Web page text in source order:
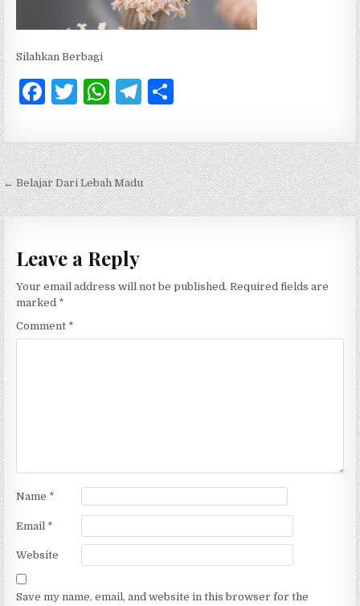
Silahkan Berbagi
F
c
e
b
o
k
T
it
te
r
W
at
s
A
p
p
T
e
g
ra
m
ar
e
Post navigation
← Belajar Dari Lebah Madu
Leave a Reply
Your email address will not be published. Required fields are
marked *
Comment *
Name *
Email *
Website
Save my name, email, and website in this browser for the